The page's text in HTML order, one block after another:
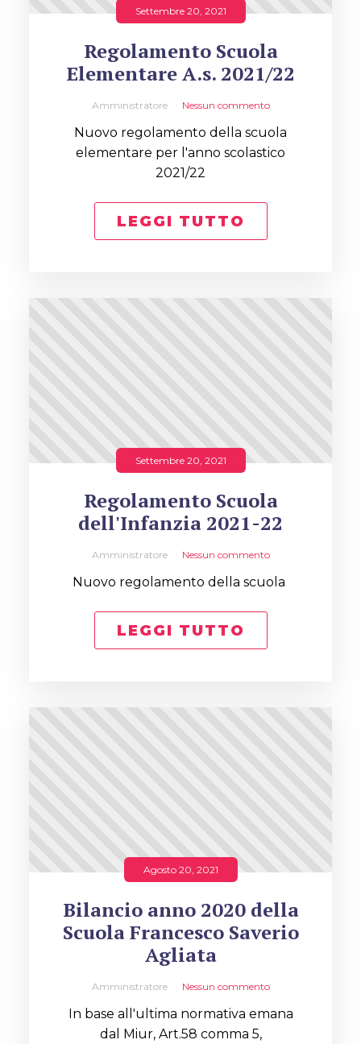
Settembre 20, 2021
Regolamento Scuola
Elementare A.s. 2021/22
Amministratore Nessun commento
Nuovo regolamento della scuola
elementare per l'anno scolastico
2021/22
LEGGI TUTTO
Settembre 20, 2021
Regolamento Scuola
dell'Infanzia 2021-22
Amministratore Nessun commento
Nuovo regolamento della scuola
LEGGI TUTTO
Agosto 20, 2021
Bilancio anno 2020 della
Scuola Francesco Saverio
Agliata
Amministratore Nessun commento
In base all'ultima normativa emana
dal Miur, Art.58 comma 5,